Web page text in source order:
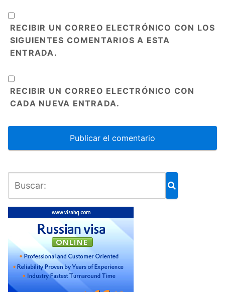
RECIBIR UN CORREO ELECTRÓNICO CON LOS
SIGUIENTES COMENTARIOS A ESTA
ENTRADA.
RECIBIR UN CORREO ELECTRÓNICO CON
CADA NUEVA ENTRADA.